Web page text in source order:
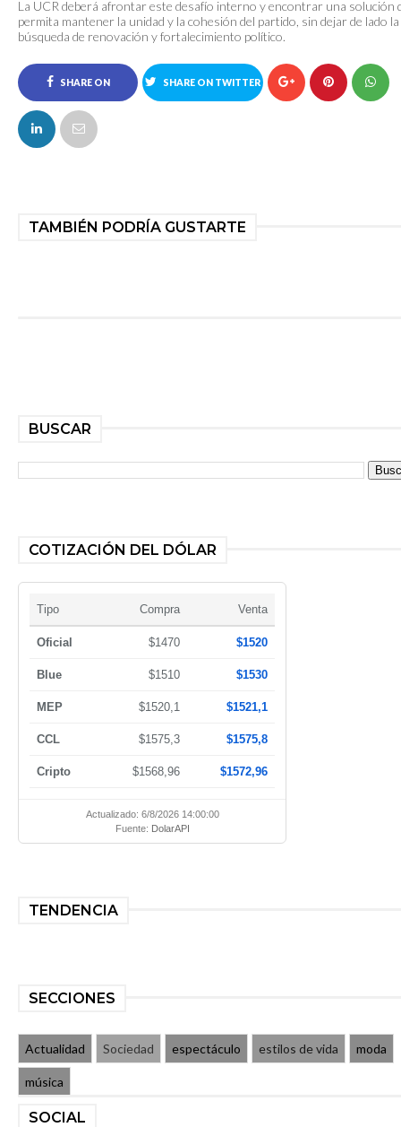
La UCR deberá afrontar este desafío interno y encontrar una solución
permita mantener la unidad y la cohesión del partido, sin dejar de lado la
búsqueda de renovación y fortalecimiento político.
SHARE ON
FACEBOOK
SHARE ON TWITTER
TAMBIÉN PODRÍA GUSTARTE
BUSCAR
COTIZACIÓN DEL DÓLAR
Tipo Compra Venta
Oficial $1470 $1520
Blue $1510 $1530
MEP $1520,1 $1521,1
CCL $1575,3 $1575,8
Cripto $1568,96 $1572,96
Actualizado: 6/8/2026 14:00:00
Fuente: DolarAPI
TENDENCIA
SECCIONES
Actualidad Sociedad espectáculo estilos de vida moda
música
SOCIAL